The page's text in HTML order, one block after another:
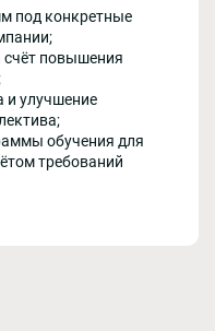
под конкретные
счёт повышения
и улучшение
обучения для
требований